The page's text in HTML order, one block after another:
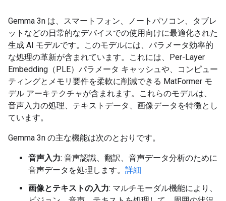
Gemma 3n は、スマートフォン、ノートパソコン、タブレ
ットなどの日常的なデバイスでの使用向けに最適化された
生成 AI モデルです。このモデルには、パラメータ効率的
な処理の革新が含まれています。これには、Per-Layer
Embedding（PLE）パラメータ キャッシュや、コンピュー
ティングとメモリ要件を柔軟に削減できる MatFormer モ
デル アーキテクチャが含まれます。これらのモデルは、
音声入力の処理、テキストデータ、画像データを特徴とし
ています。
Gemma 3n の主な機能は次のとおりです。
音声入力: 音声認識、翻訳、音声データ分析のために
音声データを処理します。 詳細
画像とテキストの入力: マルチモーダル機能により、